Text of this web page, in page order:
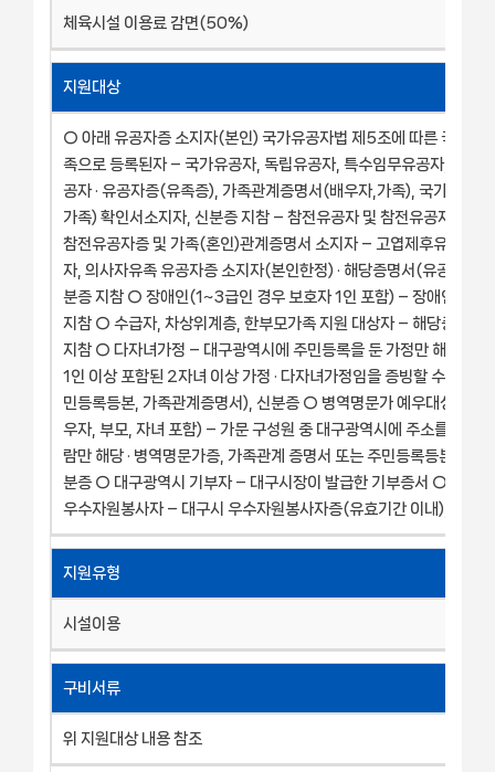
체육시설 이용료 감면(50%)
지원대상
○ 아래 유공자증 소지자(본인) 국가유공자법 제5조에 따른 국가유
족으로 등록된자 – 국가유공자, 독립유공자, 특수임무유공자, 5.18
공자 · 유공자증(유족증), 가족관계증명서(배우자,가족), 국가유공
가족) 확인서소지자, 신분증 지참 – 참전유공자 및 참전유공자의 배
참전유공자증 및 가족(혼인)관계증명서 소지자 – 고엽제후유증환자
자, 의사자유족 유공자증 소지자(본인한정) · 해당증명서(유공자증
분증 지참 ○ 장애인(1~3급인 경우 보호자 1인 포함) – 장애인증, 신
지참 ○ 수급자, 차상위계층, 한부모가족 지원 대상자 – 해당증명서,
지참 ○ 다자녀가정 – 대구광역시에 주민등록을 둔 가정만 해당, 미
1인 이상 포함된 2자녀 이상 가정 · 다자녀가정임을 증빙할 수 있는
민등록등본, 가족관계증명서), 신분증 ○ 병역명문가 예우대상자(본
우자, 부모, 자녀 포함) – 가문 구성원 중 대구광역시에 주소를 두고
람만 해당 · 병역명문가증, 가족관계 증명서 또는 주민등록등본(본인
분증 ○ 대구광역시 기부자 – 대구시장이 발급한 기부증서 ○ 대구
우수자원봉사자 – 대구시 우수자원봉사자증(유효기간 이내), 신분증
지원유형
시설이용
구비서류
위 지원대상 내용 참조